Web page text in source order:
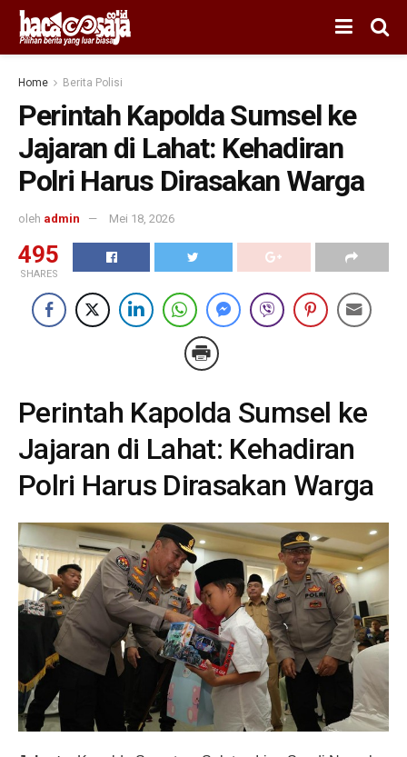
Home Berita Polisi
Perintah Kapolda Sumsel ke
Jajaran di Lahat: Kehadiran
Polri Harus Dirasakan Warga
oleh admin Mei 18, 2026
495
SHARES
Perintah Kapolda Sumsel ke
Jajaran di Lahat: Kehadiran
Polri Harus Dirasakan Warga